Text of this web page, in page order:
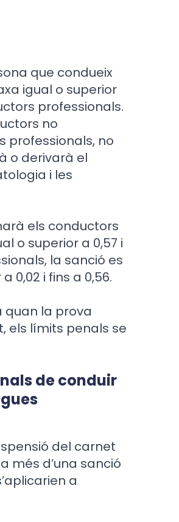
que condueix
igual o superior
professionals.
no
professionals, no
o derivarà el
i les
els conductors
o superior a 0,57 i
la sanció es
0,02 i fins a 0,56.
quan la prova
els límits penals se
de conduir
del carnet
més d’una sanció
a